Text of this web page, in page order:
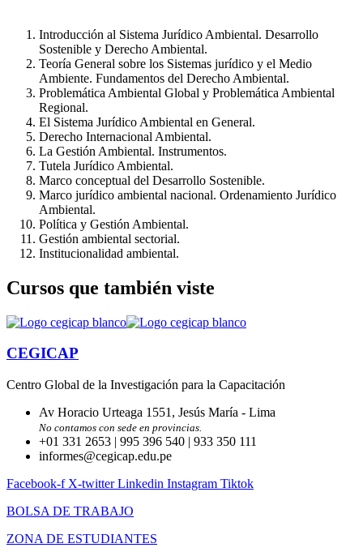
Introducción al Sistema Jurídico Ambiental. Desarrollo
Sostenible y Derecho Ambiental.
Teoría General sobre los Sistemas jurídico y el Medio
Ambiente. Fundamentos del Derecho Ambiental.
Problemática Ambiental Global y Problemática Ambiental
Regional.
El Sistema Jurídico Ambiental en General.
Derecho Internacional Ambiental.
La Gestión Ambiental. Instrumentos.
Tutela Jurídico Ambiental.
Marco conceptual del Desarrollo Sostenible.
Marco jurídico ambiental nacional. Ordenamiento Jurídico
Ambiental.
Política y Gestión Ambiental.
Gestión ambiental sectorial.
Institucionalidad ambiental.
Cursos que también viste
CEGICAP
Centro Global de la Investigación para la Capacitación
Av Horacio Urteaga 1551, Jesús María - Lima
No contamos con sede en provincias.
+01 331 2653 | 995 396 540 | 933 350 111
informes@cegicap.edu.pe
Facebook-f X-twitter Linkedin Instagram Tiktok
BOLSA DE TRABAJO
ZONA DE ESTUDIANTES